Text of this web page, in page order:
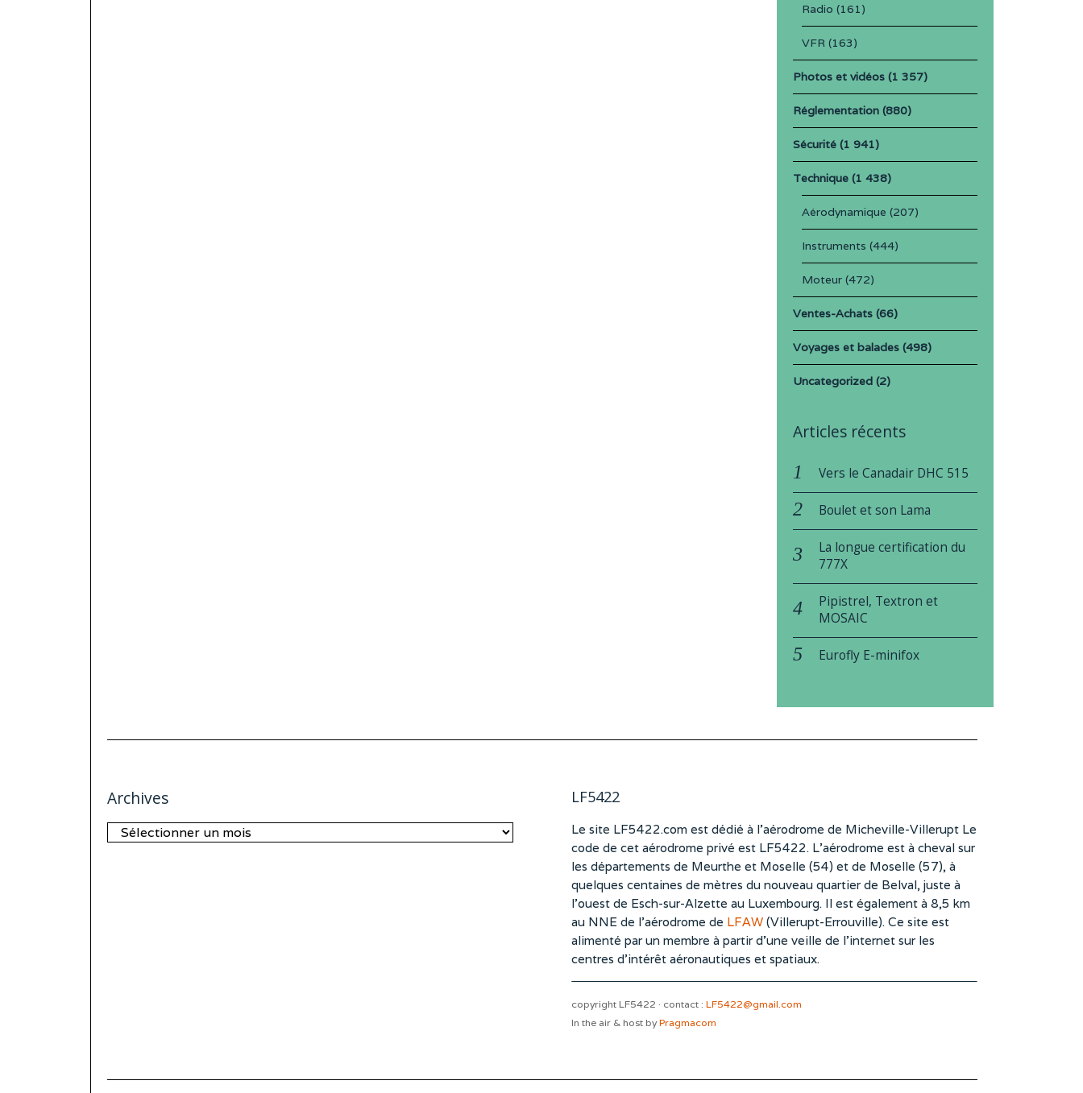
Radio (161)
VFR (163)
Photos et vidéos(1 357)
Réglementation(880)
Sécurité(1 941)
Technique(1 438)
Aérodynamique (207)
Instruments (444)
Moteur(472)
Ventes-Achats(66)
Voyages et balades(498)
Uncategorized(2)
Articles récents
Vers le Canadair DHC 515
Boulet et son Lama
La longue certification du
777X
Pipistrel, Textron et
MOSAIC
Eurofly E-minifox
Archives
Archives
LF5422
Le site LF5422.com est dédié à l’aérodrome de Micheville-Villerupt Le
code de cet aérodrome privé est LF5422. L’aérodrome est à cheval sur
les départements de Meurthe et Moselle (54) et de Moselle (57), à
quelques centaines de mètres du nouveau quartier de Belval, juste à
l’ouest de Esch-sur-Alzette au Luxembourg. Il est également à 8,5 km
au NNE de l’aérodrome de LFAW(Villerupt-Errouville). Ce site est
alimenté par un membre à partir d’une veille de l’internet sur les
centres d’intérêt aéronautiques et spatiaux.
copyright LF5422 · contact : LF5422@gmail.com
In the air & host byPragmacom